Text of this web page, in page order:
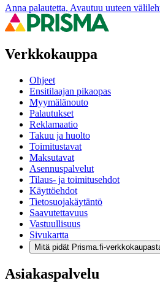
Anna palautetta, Avautuu uuteen
Verkkokauppa
Ohjeet
Ensitilaajan pikaopas
Myymälänouto
Palautukset
Reklamaatio
Takuu ja huolto
Toimitustavat
Maksutavat
Asennuspalvelut
Tilaus- ja toimitusehdot
Käyttöehdot
Tietosuojakäytäntö
Saavutettavuus
Vastuullisuus
Sivukartta
Mitä pidät Prisma.fi-
Asiakaspalvelu